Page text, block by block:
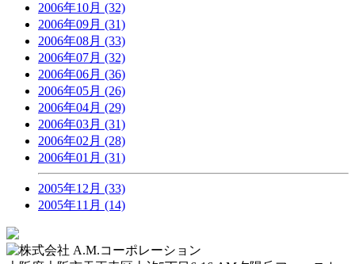
2006年10月 (32)
2006年09月 (31)
2006年08月 (33)
2006年07月 (32)
2006年06月 (36)
2006年05月 (26)
2006年04月 (29)
2006年03月 (31)
2006年02月 (28)
2006年01月 (31)
2005年12月 (33)
2005年11月 (14)